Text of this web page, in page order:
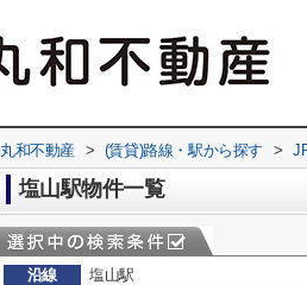
丸和不動産 > (賃貸)路線・駅から探す >
塩山駅物件一覧
沿線
塩山駅